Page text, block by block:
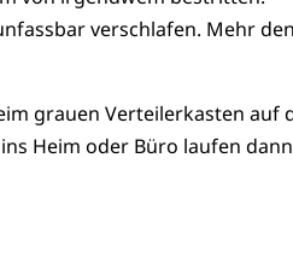
verschlafen. Mehr
grauen Verteilerkasten auf
Heim oder Büro laufen dann